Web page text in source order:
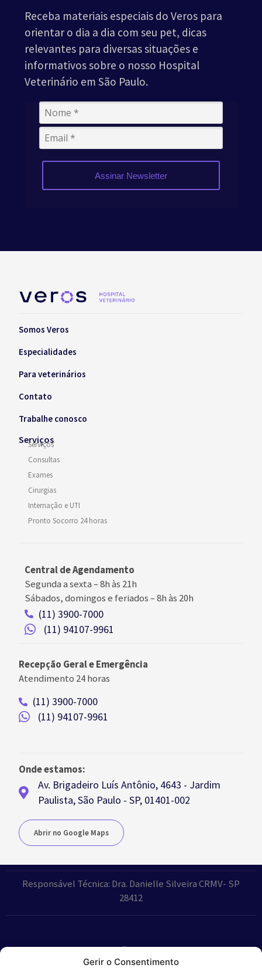
Gerir o Consentimento
Receba materiais especiais do Veros para
orientar o dia a dia com seu pet, dicas
relevantes para diversas situações e
informativos sobre o nosso Hospital
Veterinário em São Paulo.
Assinar Newsletter
Somos Veros
Especialidades
Para veterinários
Contato
Trabalhe conosco
Serviços
Serviços
Consultas
Exames
Cirurgias
Internação e UTI
Pronto Socorro 24 horas
Central de Agendamento
Segunda a sexta –8h às 21h
Sábados, domingos e feriados–8h às 20h
(11) 3900-7000
(11) 94107-9961
Recepção Geral e Emergência
Atendimento 24 horas
(11) 3900-7000
(11) 94107-9961
Onde estamos:
Av. Brigadeiro Luís Antônio, 4643 - Jardim
Paulista, São Paulo - SP, 01401-002
Abrir no Google Maps
Responsável Técnica: Dra. Danielle Silveira CRMV- SP
28412
Parceiros: